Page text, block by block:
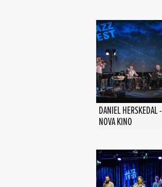
DANIEL HERSKEDAL -
NOVA KINO